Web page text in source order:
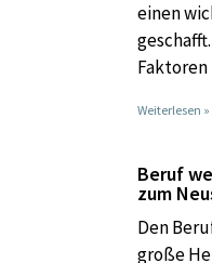
einen
Faktoren
Weiterlesen »
Beruf
zum
Den
große